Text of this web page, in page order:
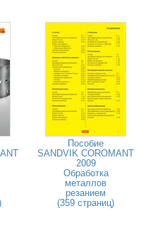
Пособие
SANDVIK COROMANT
2009
Обработка
металлов
резанием
(359 страниц)